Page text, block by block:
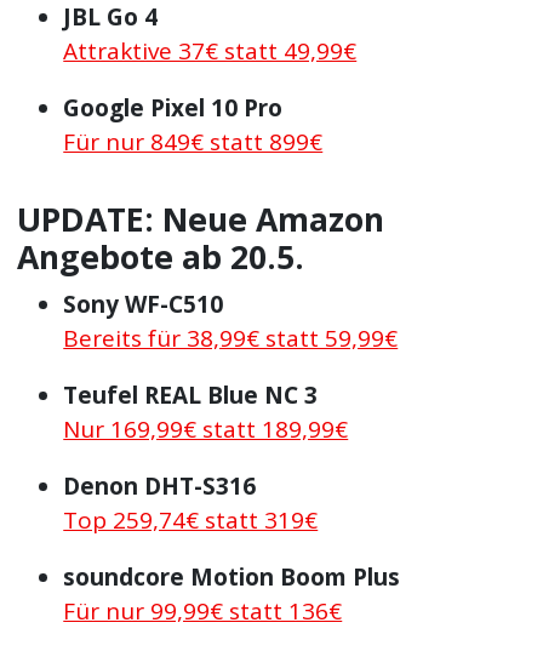
JBL Go 4
Attraktive 37€ statt 49,99€
Google Pixel 10 Pro
Für nur 849€ statt 899€
UPDATE: Neue Amazon
Angebote ab 20.5.
Sony WF-C510
Bereits für 38,99€ statt 59,99€
Teufel REAL Blue NC 3
Nur 169,99€ statt 189,99€
Denon DHT-S316
Top 259,74€ statt 319€
soundcore Motion Boom Plus
Für nur 99,99€ statt 136€